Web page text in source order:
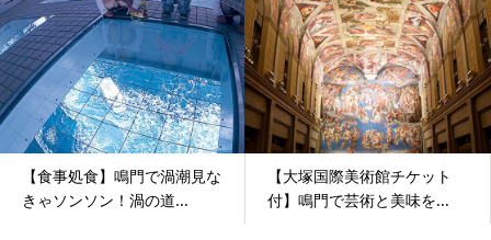
【食事処食】鳴門で渦潮見な
きゃソンソン！渦の道...
【大塚国際美術館チケット
付】鳴門で芸術と美味を...